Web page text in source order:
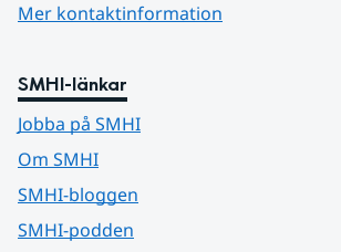
Mer kontaktinformation
SMHI-länkar
Jobba på SMHI
Om SMHI
SMHI-bloggen
SMHI-podden